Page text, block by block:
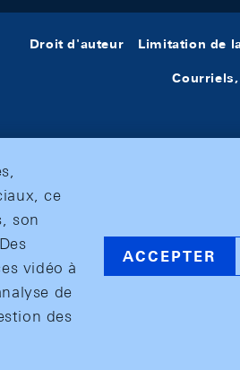
Droit d'auteur Limitation de
ce
son
vidéo à
de
des
ACCEPTER